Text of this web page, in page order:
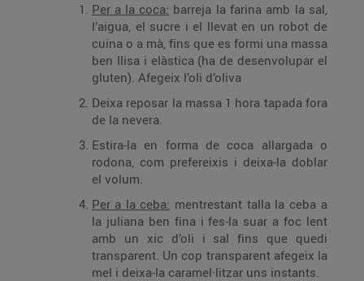
Per a la coca: barreja la farina amb la sal,
l’aigua, el sucre i el llevat en un robot de
cuina o a mà, fins que es formi una massa
ben llisa i elàstica (ha de desenvolupar el
gluten). Afegeix l’oli d’oliva
Deixa reposar la massa 1 hora tapada fora
de la nevera.
Estira-la en forma de coca allargada o
rodona, com prefereixis i deixa-la doblar
el volum.
Per a la ceba: mentrestant talla la ceba a
la juliana ben fina i fes-la suar a foc lent
amb un xic d’oli i sal fins que quedi
transparent. Un cop transparent afegeix la
mel i deixa-la caramel·litzar uns instants.